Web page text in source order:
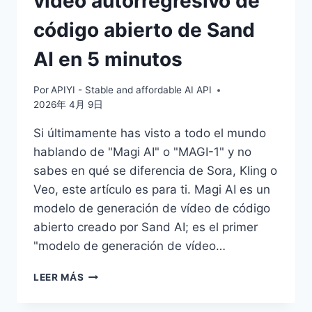
DE
SWIN
TRANSFORMER
código abierto de Sand
AI en 5 minutos
PorAPIYI - Stable and affordable AI API
2026年 4月 9日
Si últimamente has visto a todo el mundo
hablando de "Magi AI" o "MAGI-1" y no
sabes en qué se diferencia de Sora, Kling o
Veo, este artículo es para ti. Magi AI es un
modelo de generación de vídeo de código
abierto creado por Sand AI; es el primer
"modelo de generación de vídeo…
LEER MÁS ¿QUÉ